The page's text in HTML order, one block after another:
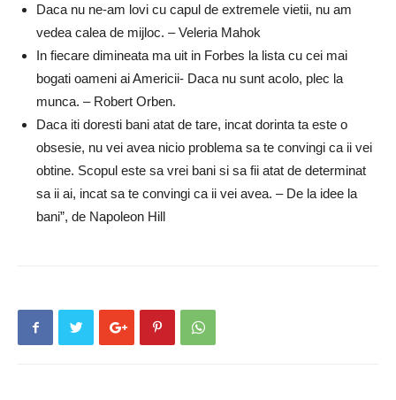
Daca nu ne-am lovi cu capul de extremele vietii, nu am
vedea calea de mijloc. – Veleria Mahok
In fiecare dimineata ma uit in Forbes la lista cu cei mai
bogati oameni ai Americii- Daca nu sunt acolo, plec la
munca. – Robert Orben.
Daca iti doresti bani atat de tare, incat dorinta ta este o
obsesie, nu vei avea nicio problema sa te convingi ca ii vei
obtine. Scopul este sa vrei bani si sa fii atat de determinat
sa ii ai, incat sa te convingi ca ii vei avea. – De la idee la
bani”, de Napoleon Hill